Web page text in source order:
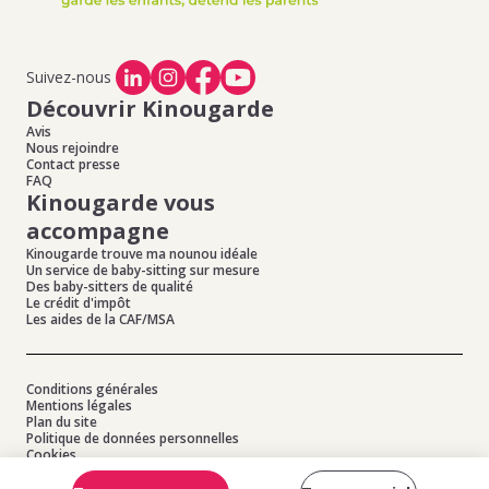
Suivez-nous
Découvrir Kinougarde
Avis
Nous rejoindre
Contact presse
FAQ
Kinougarde vous
accompagne
Kinougarde trouve ma nounou idéale
Un service de baby-sitting sur mesure
Des baby-sitters de qualité
Le crédit d'impôt
Les aides de la CAF/MSA
Conditions générales
Mentions légales
Plan du site
Politique de données personnelles
Cookies
© 2026 Kinougarde - Tous droits réservés